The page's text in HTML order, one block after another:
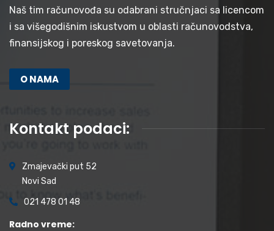
Naš tim računovođa su odabrani stručnjaci sa licencom
i sa višegodišnim iskustvom u oblasti računovodstva,
finansijskog i poreskog savetovanja.
O NAMA
Kontakt podaci:
Zmajevački put 52
Novi Sad
021 478 01 48
Radno vreme: